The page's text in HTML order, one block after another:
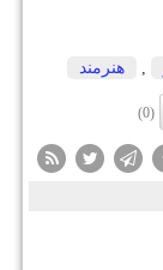
, هنرمند
(0)